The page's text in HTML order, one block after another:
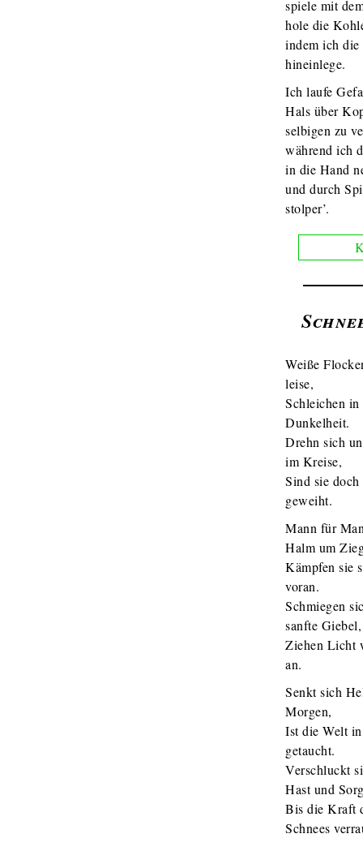
spiele mit
hole die
indem ich die
hineinlege.
Ich laufe
Hals über
selbigen zu
während ich
in die Hand
und durch
stolper’.
Weiße
leise,
Schleichen in
Dunkelheit.
Drehn sich
im Kreise,
Sind sie
geweiht.
Mann für
Halm um
Kämpfen sie
voran.
Schmiegen
sanfte Giebel,
Ziehen Licht
an.
Senkt sich
Morgen,
Ist die Welt
getaucht.
Verschluckt
Hast und
Bis die Kraft
Schnees